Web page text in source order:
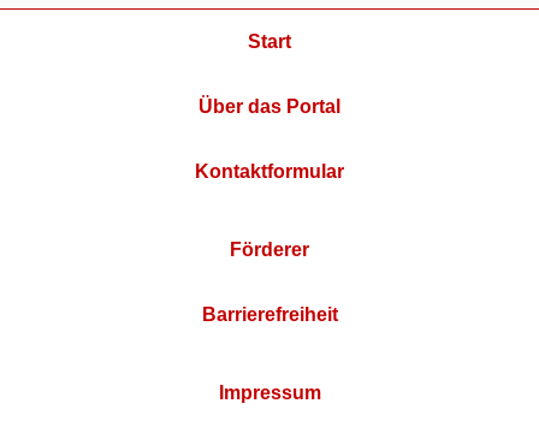
Start
Über das Portal
Kontaktformular
Förderer
Barrierefreiheit
Impressum